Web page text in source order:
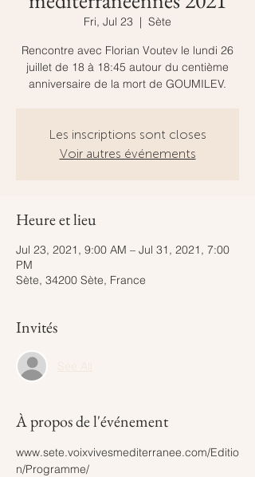
Fri, Jul 23
  |
Sète
Rencontre avec Florian Voutev le lundi 26
juillet de 18 à 18:45 autour du centième
anniversaire de la mort de GOUMILEV.
Les inscriptions sont closes
Voir autres événements
Heure et lieu
Jul 23, 2021, 9:00 AM – Jul 31, 2021, 7:00
PM
Sète, 34200 Sète, France
Invités
À propos de l'événement
www.sete.voixvivesmediterranee.com/Editio
n/Programme/